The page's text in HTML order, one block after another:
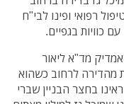
רפואי ופינו לבי"ח
מד"א ליאור
מהדירה לרחוב כשהוא
בחצר הבניין שברי